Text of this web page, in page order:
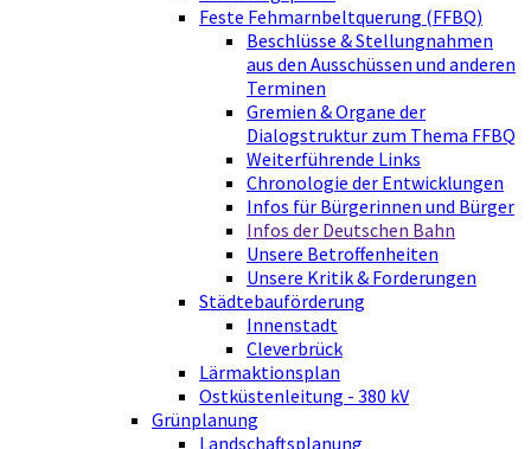
Feste Fehmarnbeltquerung (FFBQ)
Beschlüsse & Stellungnahmen
aus den Ausschüssen und anderen
Terminen
Gremien & Organe der
Dialogstruktur zum Thema FFBQ
Weiterführende Links
Chronologie der Entwicklungen
Infos für Bürgerinnen und Bürger
Infos der Deutschen Bahn
Unsere Betroffenheiten
Unsere Kritik & Forderungen
Städtebauförderung
Innenstadt
Cleverbrück
Lärmaktionsplan
Ostküstenleitung - 380 kV
Grünplanung
Landschaftsplanung